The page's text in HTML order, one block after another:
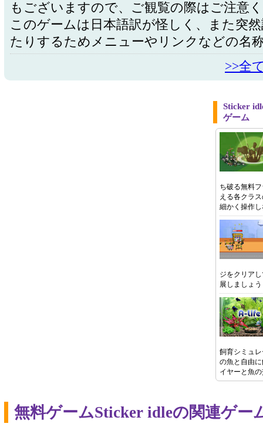
もございますので、ご観覧の際はご注意
このゲームは日本語訳が怪しく、また突
たりするためメニューやリンクなどの名
>>全
Sticker
ゲーム
ち破る無料
える各クラ
細かく操作
ジをクリア
展しましょう
飼育シミュ
の魚と自由
イヤーと魚
無料ゲームSticker idleの関連ゲー